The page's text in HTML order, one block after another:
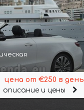
цена от €250 в день
описание и цены